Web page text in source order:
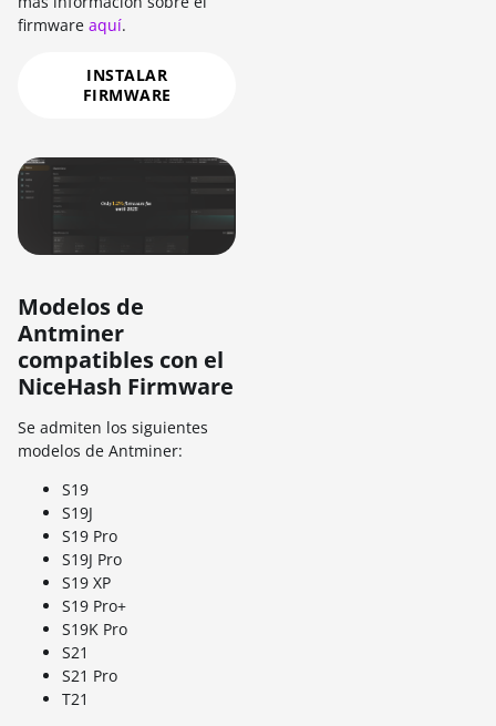
firmware aquí.
INSTALAR
FIRMWARE
Modelos de
Antminer
compatibles con el
NiceHash Firmware
Se admiten los siguientes
modelos de Antminer:
S19
S19J
S19 Pro
S19J Pro
S19 XP
S19 Pro+
S19K Pro
S21
S21 Pro
T21